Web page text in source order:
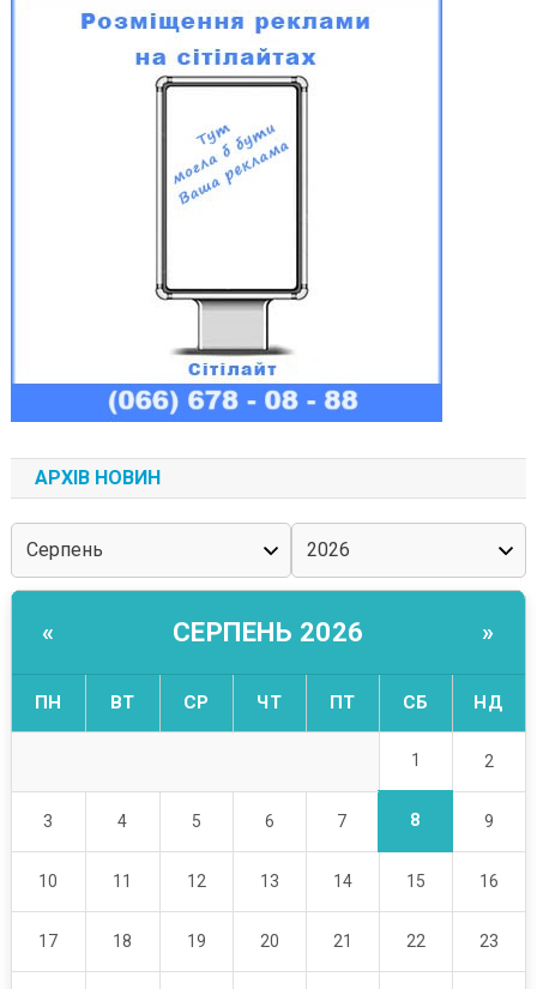
АРХІВ НОВИН
« СЕРПЕНЬ 2026 »
ПН ВТ СР ЧТ ПТ СБ НД
1 2
3 4 5 6 7 8 9
10 11 12 13 14 15 16
17 18 19 20 21 22 23